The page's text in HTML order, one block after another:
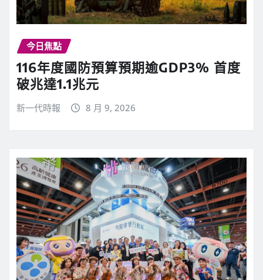
今日焦點
116年度國防預算預期逾GDP3% 首度
破兆達1.1兆元
新一代時報 8 月 9, 2026